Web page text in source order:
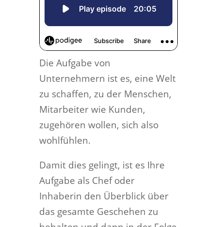
Die Aufgabe von
Unternehmern ist es, eine Welt
zu schaffen, zu der Menschen,
Mitarbeiter wie Kunden,
zugehören wollen, sich also
wohlfühlen.
Damit dies gelingt, ist es Ihre
Aufgabe als Chef oder
Inhaberin den Überblick über
das gesamte Geschehen zu